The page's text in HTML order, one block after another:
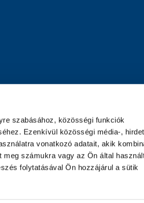
szabásához, közösségi funkciók
Ezenkívül közösségi média-,
vonatkozó adatait, akik
számukra vagy az Ön által
folytatásával Ön hozzájárul a sütik